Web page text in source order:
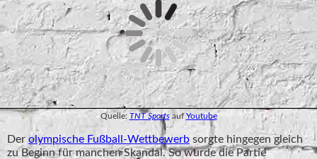
Quelle: TNT SportsaufYoutube
Derolympische Fußball-Wettbewerb sorgte hingegen gleich
zu Beginn für manchen Skandal. So wurde die Partie